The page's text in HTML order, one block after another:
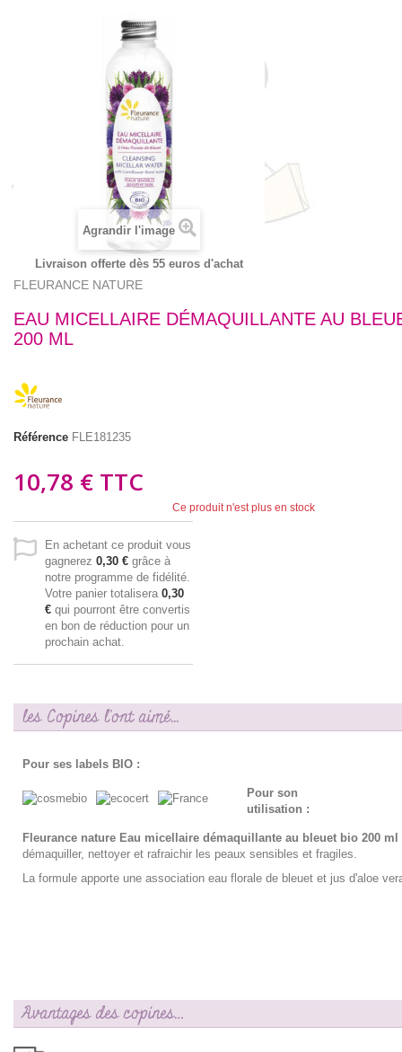
Agrandir l'image
Livraison offerte dès 55 euros d'achat
FLEURANCE NATURE
EAU MICELLAIRE DÉMAQUILLANTE AU
200 ML
Référence FLE181235
10,78 € TTC
Ce produit n'est plus en stock
En achetant ce produit vous
gagnerez 0,30 € grâce à
notre programme de fidélité.
Votre panier totalisera 0,30
€ qui pourront être convertis
en bon de réduction pour un
prochain achat.
les Copines l'ont aimé...
Pour ses labels BIO :
Pour son
utilisation :
Fleurance nature Eau micellaire démaquillante au bleuet bio 200 ml
démaquiller, nettoyer et rafraichir les peaux sensibles et fragiles.
La formule apporte une association eau florale de bleuet et jus d'aloe
Avantages des copines…